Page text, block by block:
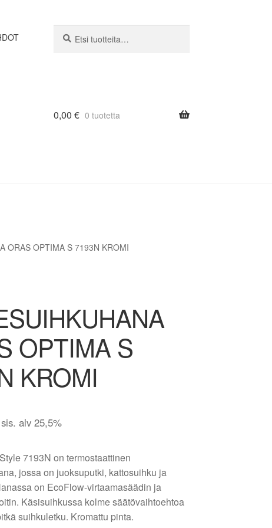
0,00 € 0 tuotetta
ORAS OPTIMA S 7193N KROMI
OPTIMA S
KROMI
sis. alv 25,5%
7193N on termostaattinen
jossa on juoksuputki, kattosuihku ja
on EcoFlow-virtaamasäädin ja
Käsisuihkussa kolme säätövaihtoehtoa
suihkuletku. Kromattu pinta.